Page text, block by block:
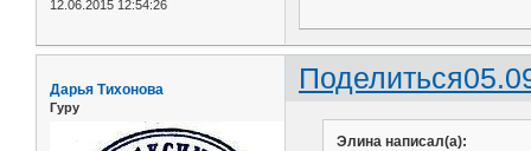
12.06.2015 12:54:26
Поделиться
Дарья Тихонова
Гуру
Элина написал(а):